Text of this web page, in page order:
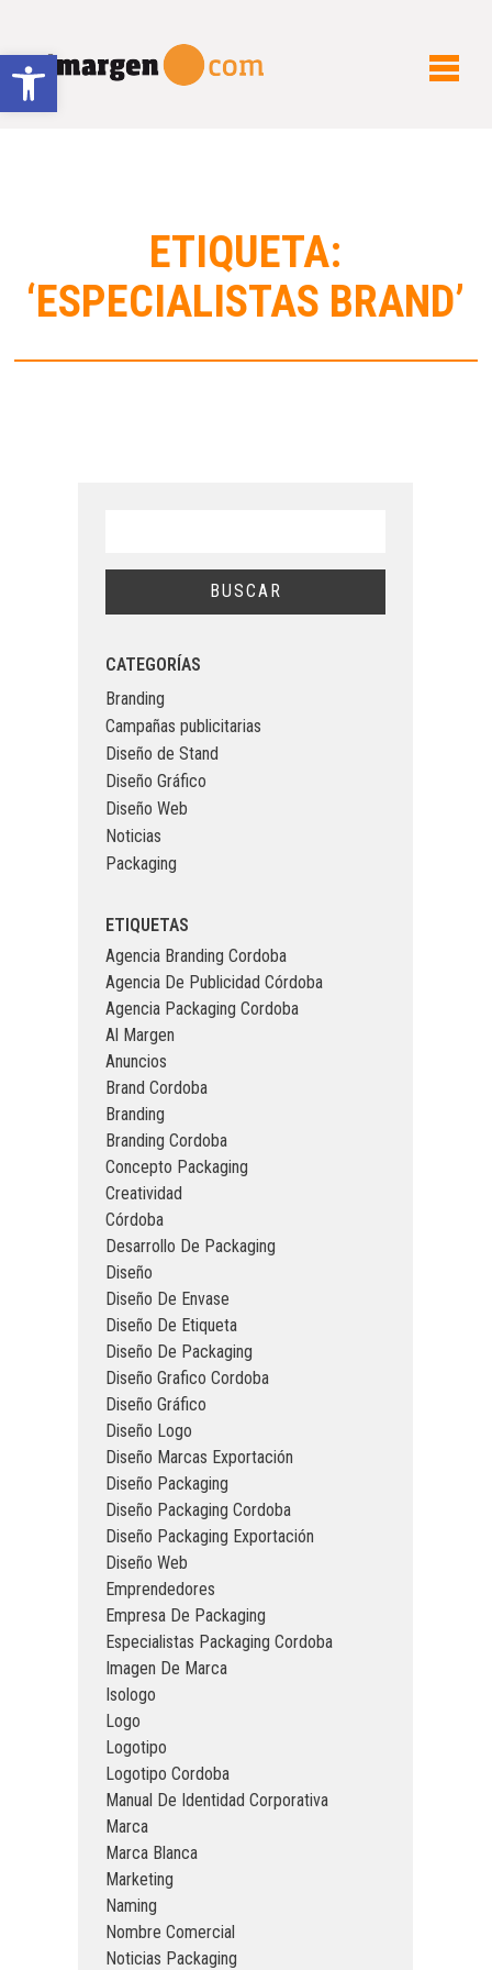
Abrir barra de herramientas
ETIQUETA:
‘ESPECIALISTAS BRAND’
CATEGORÍAS
Branding
Campañas publicitarias
Diseño de Stand
Diseño Gráfico
Diseño Web
Noticias
Packaging
ETIQUETAS
Agencia Branding Cordoba
Agencia De Publicidad Córdoba
Agencia Packaging Cordoba
Al Margen
Anuncios
Brand Cordoba
Branding
Branding Cordoba
Concepto Packaging
Creatividad
Córdoba
Desarrollo De Packaging
Diseño
Diseño De Envase
Diseño De Etiqueta
Diseño De Packaging
Diseño Grafico Cordoba
Diseño Gráfico
Diseño Logo
Diseño Marcas Exportación
Diseño Packaging
Diseño Packaging Cordoba
Diseño Packaging Exportación
Diseño Web
Emprendedores
Empresa De Packaging
Especialistas Packaging Cordoba
Imagen De Marca
Isologo
Logo
Logotipo
Logotipo Cordoba
Manual De Identidad Corporativa
Marca
Marca Blanca
Marketing
Naming
Nombre Comercial
Noticias Packaging